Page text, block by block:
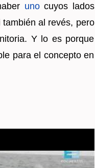
unocuyos lados
al revés, pero
Y lo es por­que
para el con­cep­to en